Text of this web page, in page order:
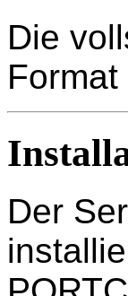
Die
Format
Der